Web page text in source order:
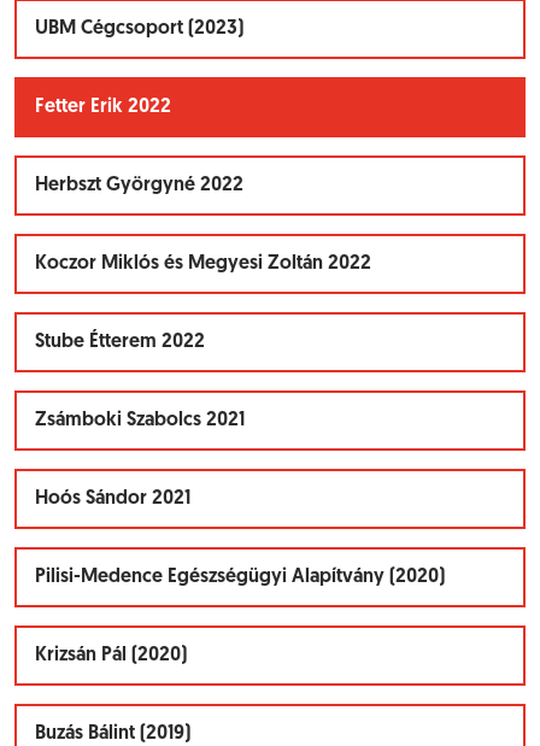
UBM Cégcsoport (2023)
Fetter Erik 2022
Herbszt Györgyné 2022
Koczor Miklós és Megyesi Zoltán 2022
Stube Étterem 2022
Zsámboki Szabolcs 2021
Hoós Sándor 2021
Pilisi-Medence Egészségügyi Alapítvány (2020)
Krizsán Pál (2020)
Buzás Bálint (2019)